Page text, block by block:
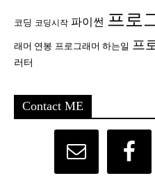
코딩 코딩시작 파이썬 프로
래머 연봉 프로그래머 하는일 프
러터
Contact ME